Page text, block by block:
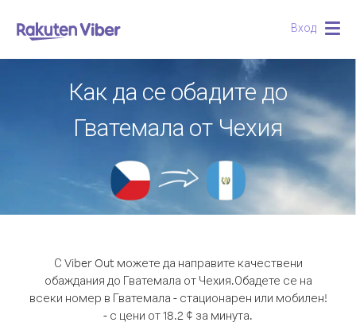
Вход
Как да се обадите до
Гватемала от Чехия
С Viber Out можете да направите качествени
обаждания до Гватемала от Чехия.Обадете се на
всеки номер в Гватемала - стационарен или мобилен!
- с цени от 18.2 ¢ за минута.